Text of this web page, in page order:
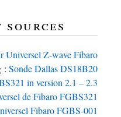
Universel Z-wave Fibaro
: Sonde Dallas DS18B20
in version 2.1 – 2.3
de Fibaro FGBS321
Fibaro FGBS-001